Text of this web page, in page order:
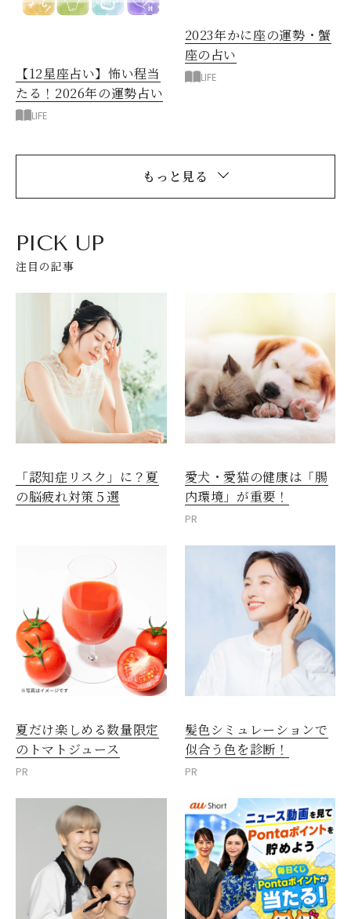
【12星座占い】怖い程当
たる！2026年の運勢占い
LIFE
2023年かに座の運勢・蟹
座の占い
LIFE
もっと見る
PICK UP
注目の記事
「認知症リスク」に？夏
の脳疲れ対策５選
愛犬・愛猫の健康は「腸
内環境」が重要！
PR
夏だけ楽しめる数量限定
のトマトジュース
PR
髪色シミュレーションで
似合う色を診断！
PR